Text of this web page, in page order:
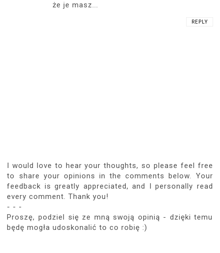
że je masz...
REPLY
I would love to hear your thoughts, so please feel free
to share your opinions in the comments below. Your
feedback is greatly appreciated, and I personally read
every comment. Thank you!
- - -
Proszę, podziel się ze mną swoją opinią - dzięki temu
będę mogła udoskonalić to co robię :)